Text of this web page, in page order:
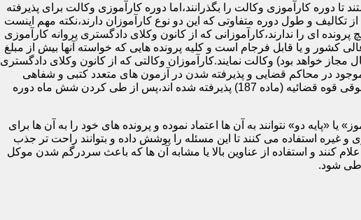
آزمون وکالت کانون وکلای دادگستری یا مرکز وکلا و مشاوران حقوقی قوه قضائیه (ماده 187) ملزم هستند تا دوره کارآموزی وکالت را بگذرانند،اما دوره کارآموزی وکالت برای پذیرفته
و طول دوره متفاوتی که این دو نوع کارآموزان دارند،نکته مهم اینست
ای را ندارند،کارآموزانی که از کانون وکلای دادگستری پروانه کارآموزی
کشور و یا قابل فرجام است و کلیه پرونده هایی که خواسته آنها بیش از مبلغ
خواهد بود) وکالت نمایند.کارآموزان وکالتی که از کانون وکلای دادگستری
در محاکم قضایی و پذیرفته شدن در آزمون های متعدد کتبی و شفاهی
پایان دوره (اختبار) می توانند پروانه وکالت پایه یک دریافت کنند.در مقابل،کارآموزان وکالتی که در آزمون مرکز وکلا و مشاوران حقوقی قوه قضائیه (ماده 187) پذیرفته شده اند،پس از طی کردن شش ماه دوره
«پایه دو» نتوانند به آن ها اعتماد نموده و پرونده های خود را به آن ها برای
استفاده می کنند تا این مسئله را پوشش داده و بتوانند راحت تر جذب
کنند و استفاده از عناوین بالا یا مشابه آن ها که باعث سردرگم شدن موکل
شود.